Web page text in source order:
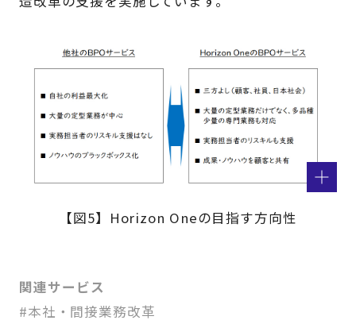
【図5】Horizon Oneの目指す方向性
関連サービス
#本社・間接業務改革